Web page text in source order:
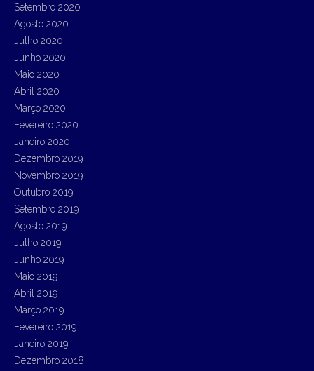
Setembro 2020
Agosto 2020
Julho 2020
Junho 2020
Maio 2020
Abril 2020
Março 2020
Fevereiro 2020
Janeiro 2020
Dezembro 2019
Novembro 2019
Outubro 2019
Setembro 2019
Agosto 2019
Julho 2019
Junho 2019
Maio 2019
Abril 2019
Março 2019
Fevereiro 2019
Janeiro 2019
Dezembro 2018